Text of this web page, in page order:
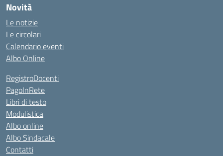
Novità
Le notizie
Le circolari
Calendario eventi
Albo Online
RegistroDocenti
PagoInRete
Libri di testo
Modulistica
Albo online
Albo Sindacale
Contatti